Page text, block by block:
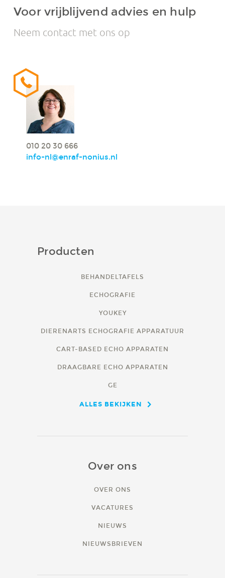
Voor vrijblijvend advies en hulp
Neem contact met ons op
010 20 30 666
info-nl@enraf-nonius.nl
Producten
BEHANDELTAFELS
ECHOGRAFIE
YOUKEY
DIERENARTS ECHOGRAFIE APPARATUUR
CART-BASED ECHO APPARATEN
DRAAGBARE ECHO APPARATEN
GE
ALLES BEKIJKEN
Over ons
OVER ONS
VACATURES
NIEUWS
NIEUWSBRIEVEN